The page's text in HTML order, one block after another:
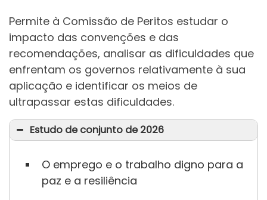
Permite à Comissão de Peritos estudar o
impacto das convenções e das
recomendações, analisar as dificuldades que
enfrentam os governos relativamente à sua
aplicação e identificar os meios de
ultrapassar estas dificuldades.
Estudo de conjunto de 2026
O emprego e o trabalho digno para a
paz e a resiliência